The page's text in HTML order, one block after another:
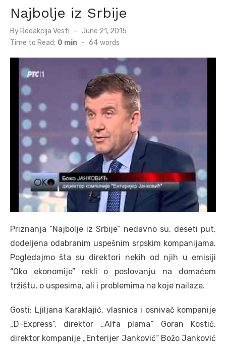
Najbolje iz Srbije
By Redakcija Vesti
Posted
June 21, 2015
Time to Read: 0 min - 64 words
Priznanja “Najbolje iz Srbije” nedavno su, deseti put,
dodeljena odabranim uspešnim srpskim kompanijama.
Pogledajmo šta su direktori nekih od njih u emisiji
“Oko ekonomije” rekli o poslovanju na domaćem
tržištu, o uspesima, ali i problemima na koje nailaze.
Gosti: Ljiljana Karaklajić, vlasnica i osnivač kompanije
„D-Express“, direktor „Alfa plama“ Goran Kostić,
direktor kompanije „Enterijer Janković“ Božo Janković